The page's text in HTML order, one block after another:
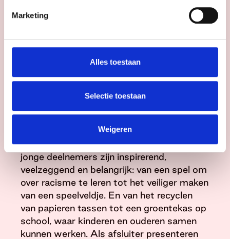
Marketing
Alles toestaan
Selectie toestaan
Weigeren
scholen gebruikt, van primair tot
verkennen kinderen in de trajecten
wat ze belangrijk vinden voor hun ideale
samenleving. Daarna vertalen ze dit tijdens
ontwerplessen naar ideeën voor hun eigen
bibliotheken en andere organisaties buiten
het onderwijs kiezen steeds vaker voor de
bijzondere methode. De ideeën van de
jonge deelnemers zijn inspirerend,
veelzeggend en belangrijk: van een spel om
over racisme te leren tot het veiliger maken
van een speelveldje. En van het recyclen
van papieren tassen tot een groentekas op
school, waar kinderen en ouderen samen
kunnen werken. Als afsluiter presenteren